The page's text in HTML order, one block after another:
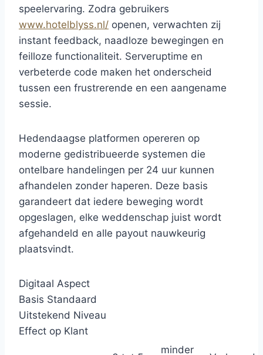
speelervaring. Zodra gebruikers
www.hotelblyss.nl/ openen, verwachten zij
instant feedback, naadloze bewegingen en
feilloze functionaliteit. Serveruptime en
verbeterde code maken het onderscheid
tussen een frustrerende en een aangename
sessie.
Hedendaagse platformen opereren op
moderne gedistribueerde systemen die
ontelbare handelingen per 24 uur kunnen
afhandelen zonder haperen. Deze basis
garandeert dat iedere beweging wordt
opgeslagen, elke weddenschap juist wordt
afgehandeld en alle payout nauwkeurig
plaatsvindt.
Digitaal Aspect
Basis Standaard
Uitstekend Niveau
Effect op Klant
minder